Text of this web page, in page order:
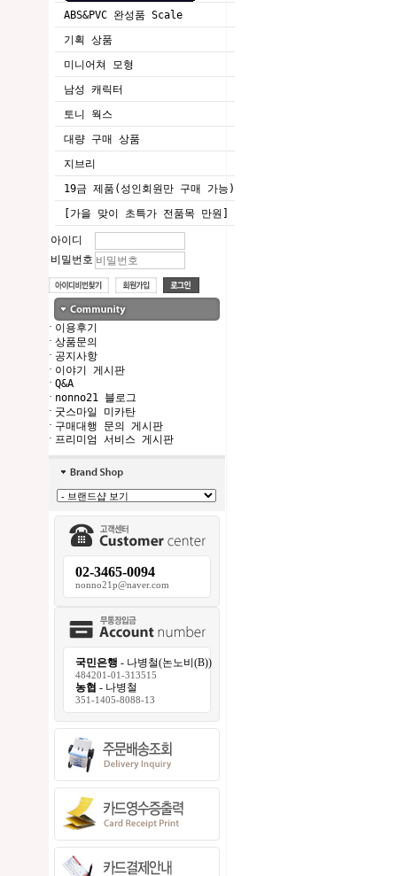
ABS&PVC 완성품 Scale
기획 상품
미니어쳐 모형
남성 캐릭터
토니 웍스
대량 구매 상품
지브리
19금 제품(성인회원만 구매 가능)
[가을 맞이 초특가 전품목 만원]
아이디
비밀번호
· 이용후기
· 상품문의
· 공지사항
· 이야기 게시판
· Q&A
· nonno21 블로그
· 굿스마일 미카탄
· 구매대행 문의 게시판
· 프리미엄 서비스 게시판
02-3465-0094
nonno21p@naver.com
국민은행 - 나병철(논노비(B))
484201-01-313515
농협 - 나병철
351-1405-8088-13